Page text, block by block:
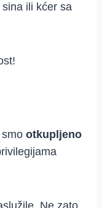
ili kćer sa
otkupljeno
Ne zato